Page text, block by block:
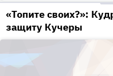
«Топите своих?»:
защиту Кучеры